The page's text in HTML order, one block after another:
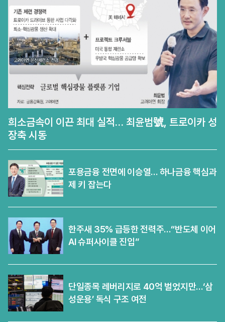
희소금속이 이끈 최대 실적… 최윤범號, 트로이카 성
장축 시동
포용금융 전면에 이승열… 하나금융 핵심과
제 키 잡는다
한주새 35% 급등한 전력주…“반도체 이어
AI 슈퍼사이클 진입”
단일종목 레버리지로 40억 벌었지만…‘삼
성운용’ 독식 구조 여전